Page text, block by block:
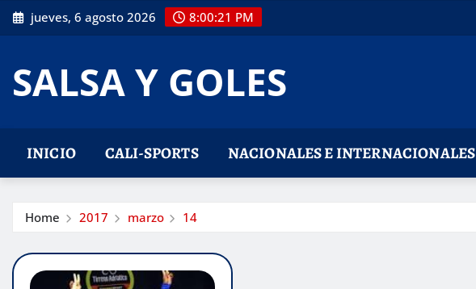
Skip
to
jueves, 6 agosto 2026 8:00:21 PM
SALSA Y GOLES
INICIO CALI-SPORTS NACIONALES E INTERNACIONALES
Home 2017 marzo 14